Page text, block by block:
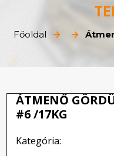
Főoldal
ÁTMENŐ
#6 /17KG
Kategória: